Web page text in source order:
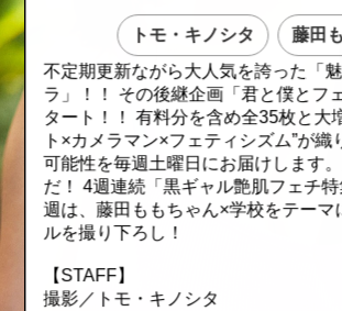
トモ・キノシタ
藤田
不定期更新ながら大人気を誇った「
ラ」！！ その後継企画「君と僕とフ
タート！！ 有料分を含め全35枚と大
ト×カメラマン×フェティシズム”が織
可能性を毎週土曜日にお届けします
だ！ 4週連続「黒ギャル艶肌フェチ
週は、藤田ももちゃん×学校をテーマ
ルを撮り下ろし！
【STAFF】
撮影／トモ・キノシタ
::fzkqzrz.oi